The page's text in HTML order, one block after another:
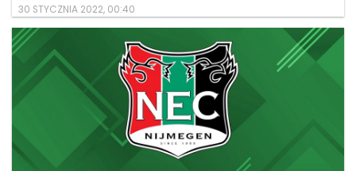
30 STYCZNIA 2022, 00:40